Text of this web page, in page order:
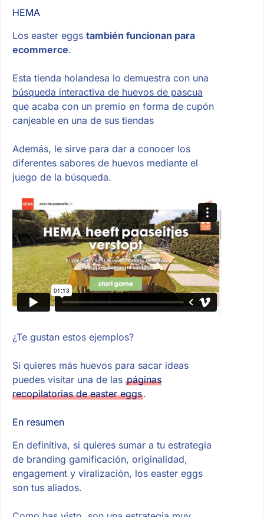
HEMA
Los easter eggs también funcionan para
ecommerce.
Esta tienda holandesa lo demuestra con una
búsqueda interactiva de huevos de pascua
que acaba con un premio en forma de cupón
canjeable en una de sus tiendas
Además, le sirve para dar a conocer los
diferentes sabores de huevos mediante el
juego de la búsqueda.
¿Te gustan estos ejemplos?
Si quieres más huevos para sacar ideas
puedes visitar una de las páginas
recopilatorias de easter eggs.
En resumen
En definitiva, si quieres sumar a tu estrategia
de branding gamificación, originalidad,
engagement y viralización, los easter eggs
son tus aliados.